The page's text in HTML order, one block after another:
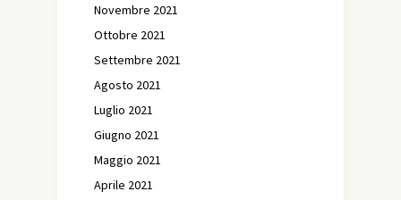
Novembre 2021
Ottobre 2021
Settembre 2021
Agosto 2021
Luglio 2021
Giugno 2021
Maggio 2021
Aprile 2021